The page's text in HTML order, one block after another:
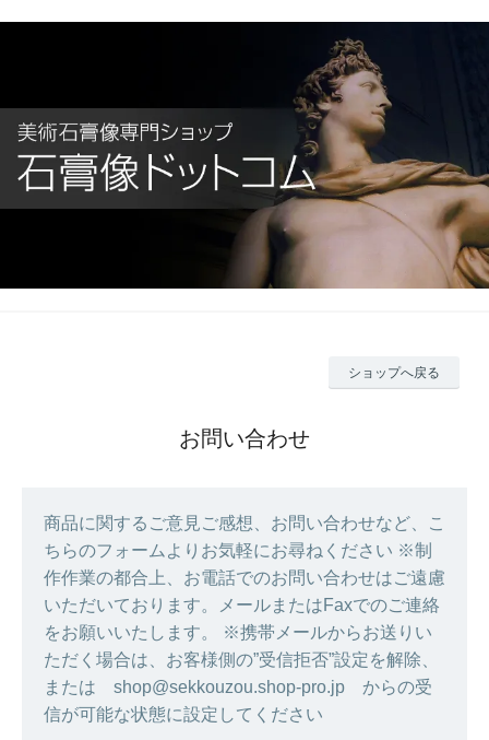
ショップへ戻る
お問い合わせ
商品に関するご意見ご感想、お問い合わせなど、こ
ちらのフォームよりお気軽にお尋ねください ※制
作作業の都合上、お電話でのお問い合わせはご遠慮
いただいております。メールまたはFaxでのご連絡
をお願いいたします。 ※携帯メールからお送りい
ただく場合は、お客様側の”受信拒否”設定を解除、
または shop@sekkouzou.shop-pro.jp からの受
信が可能な状態に設定してください